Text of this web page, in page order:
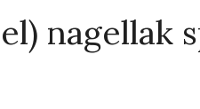
nagellak